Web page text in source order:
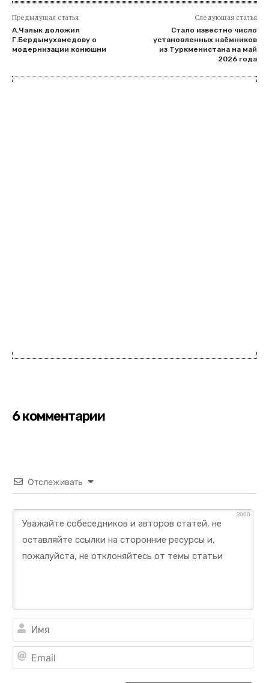
Предыдущая статья
А.Чалык доложил
Г.Бердымухамедову о
модернизации конюшни
Следующая статья
Стало известно число
установленных наёмников
из Туркменистана на май
2026 года
6 комментарии
Отслеживать
2000